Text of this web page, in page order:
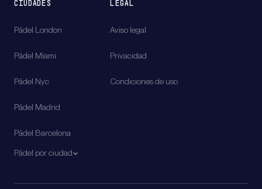
CIUDADES
Pádel London
Pádel Miami
Pádel Nyc
Pádel Madrid
Pádel Barcelona
Pádel por ciudad
LEGAL
Aviso legal
Privacidad
Condiciones de uso